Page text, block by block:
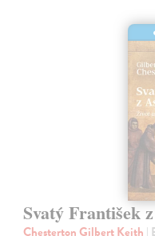
Svatý František
Chesterton Gilbert Keith |